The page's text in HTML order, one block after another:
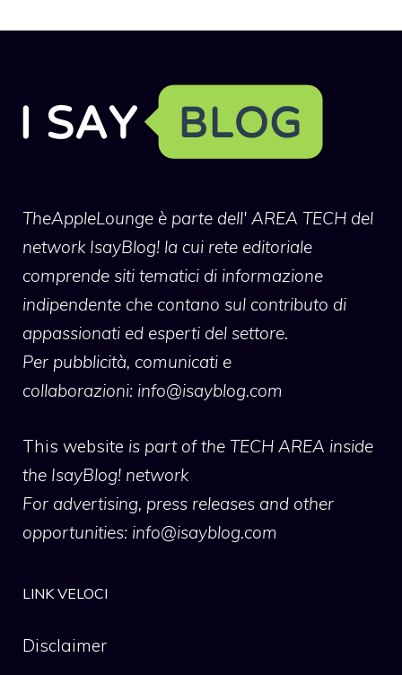
TheAppleLounge è parte dell' AREA TECH del
network IsayBlog! la cui rete editoriale
comprende siti tematici di informazione
indipendente che contano sul contributo di
appassionati ed esperti del settore.
Per pubblicità, comunicati e
collaborazioni: info@isayblog.com
This website is part of the TECH AREA inside
the IsayBlog! network
For advertising, press releases and other
opportunities: info@isayblog.com
LINK VELOCI
Disclaimer